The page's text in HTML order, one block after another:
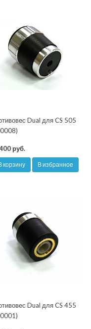
Dual для CS 505
руб.
корзину В избранное
Dual для CS 455